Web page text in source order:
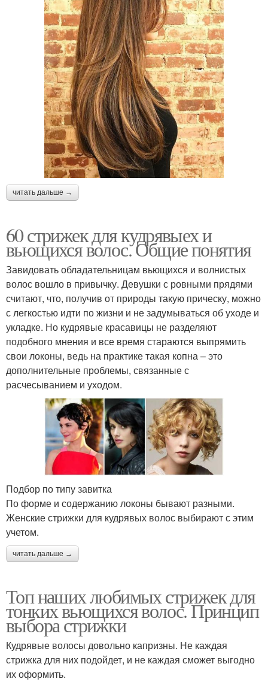
читать дальше →
60 стрижек для кудрявыех и
вьющихся волос. Общие понятия
Завидовать обладательницам вьющихся и волнистых
волос вошло в привычку. Девушки с ровными прядями
считают, что, получив от природы такую прическу, можно
с легкостью идти по жизни и не задумываться об уходе и
укладке. Но кудрявые красавицы не разделяют
подобного мнения и все время стараются выпрямить
свои локоны, ведь на практике такая копна – это
дополнительные проблемы, связанные с
расчесыванием и уходом.
Подбор по типу завитка
По форме и содержанию локоны бывают разными.
Женские стрижки для кудрявых волос выбирают с этим
учетом.
читать дальше →
Топ наших любимых стрижек для
тонких вьющихся волос. Принцип
выбора стрижки
Кудрявые волосы довольно капризны. Не каждая
стрижка для них подойдет, и не каждая сможет выгодно
их оформить.